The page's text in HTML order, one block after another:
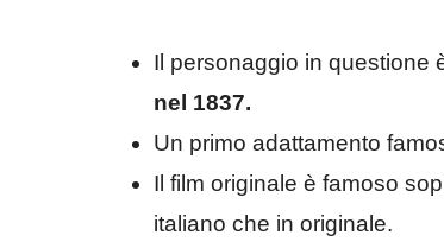
Il personaggio in questione
nel 1837.
Un primo adattamento
Il film originale è famoso
italiano che in originale.